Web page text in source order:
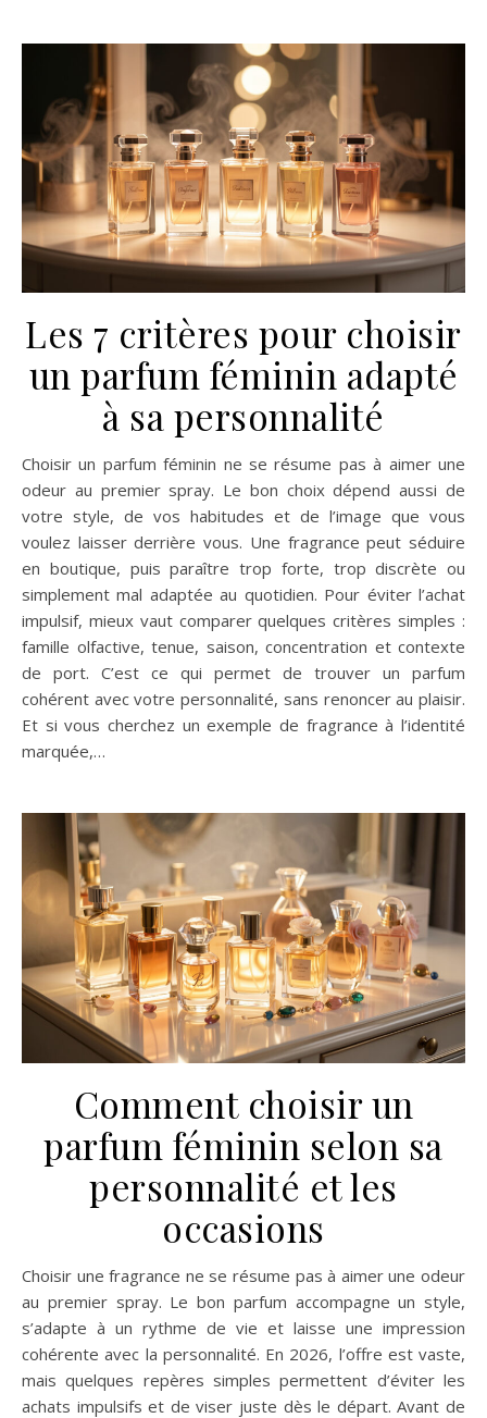
Les 7 critères pour choisir
un parfum féminin adapté
à sa personnalité
Choisir un parfum féminin ne se résume pas à aimer une
odeur au premier spray. Le bon choix dépend aussi de
votre style, de vos habitudes et de l’image que vous
voulez laisser derrière vous. Une fragrance peut séduire
en boutique, puis paraître trop forte, trop discrète ou
simplement mal adaptée au quotidien. Pour éviter l’achat
impulsif, mieux vaut comparer quelques critères simples :
famille olfactive, tenue, saison, concentration et contexte
de port. C’est ce qui permet de trouver un parfum
cohérent avec votre personnalité, sans renoncer au plaisir.
Et si vous cherchez un exemple de fragrance à l’identité
marquée,…
Comment choisir un
parfum féminin selon sa
personnalité et les
occasions
Choisir une fragrance ne se résume pas à aimer une odeur
au premier spray. Le bon parfum accompagne un style,
s’adapte à un rythme de vie et laisse une impression
cohérente avec la personnalité. En 2026, l’offre est vaste,
mais quelques repères simples permettent d’éviter les
achats impulsifs et de viser juste dès le départ. Avant de